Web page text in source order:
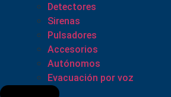
Detectores
Sirenas
Pulsadores
Accesorios
Autónomos
Evacuación por voz